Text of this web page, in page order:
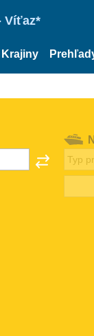
Víťaz*
Krajiny